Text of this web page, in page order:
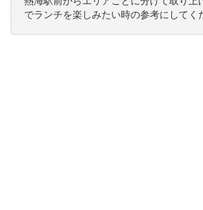
でランチを楽しみたい時の参考にしてく